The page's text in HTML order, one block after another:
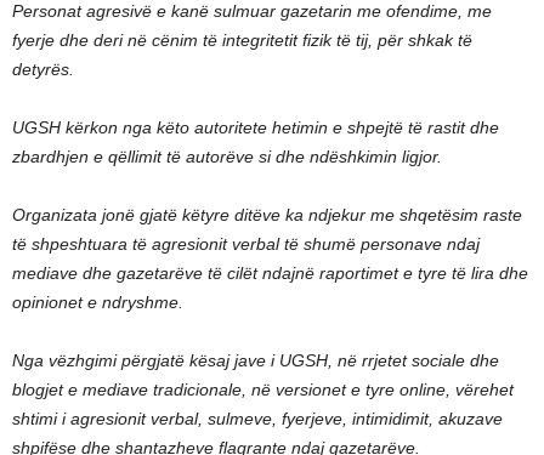
Personat agresivë e kanë sulmuar gazetarin me ofendime, me
fyerje dhe deri në cënim të integritetit fizik të tij, për shkak të
detyrës.
UGSH kërkon nga këto autoritete hetimin e shpejtë të rastit dhe
zbardhjen e qëllimit të autorëve si dhe ndëshkimin ligjor.
Organizata jonë gjatë këtyre ditëve ka ndjekur me shqetësim raste
të shpeshtuara të agresionit verbal të shumë personave ndaj
mediave dhe gazetarëve të cilët ndajnë raportimet e tyre të lira dhe
opinionet e ndryshme.
Nga vëzhgimi përgjatë kësaj jave i UGSH, në rrjetet sociale dhe
blogjet e mediave tradicionale, në versionet e tyre online, vërehet
shtimi i agresionit verbal, sulmeve, fyerjeve, intimidimit, akuzave
shpifëse dhe shantazheve flagrante ndaj gazetarëve.